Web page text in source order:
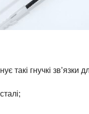
такі гнучкі зв’язки